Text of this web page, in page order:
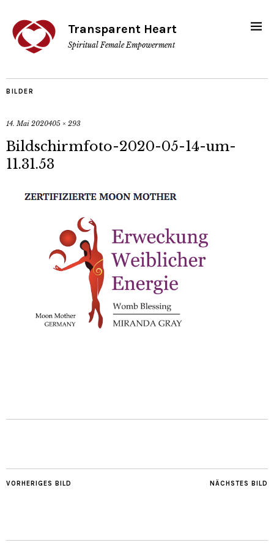
Transparent Heart
Spiritual Female Empowerment
BILDER
14. Mai 2020405 × 293
Bildschirmfoto-2020-05-14-um-
11.31.53
NÄCHSTES BILD
VORHERIGES BILD